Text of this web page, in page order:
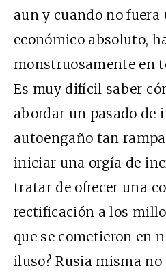
aun y cuando no fuera
económico absoluto,
monstruosamente en
Es muy difícil saber
abordar un pasado de
autoengaño tan
iniciar una orgía de
tratar de ofrecer una
rectificación a los
que se cometieron en
iluso? Rusia misma